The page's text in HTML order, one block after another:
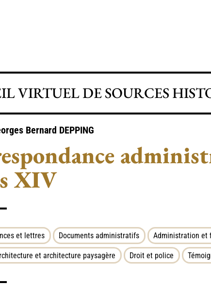
VIRTUEL DE SOURCES
Bernard DEPPING
XIV
et lettres Documents administratifs Administration et
et architecture paysagère Droit et police